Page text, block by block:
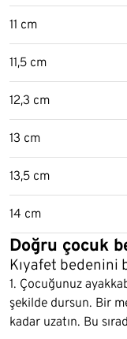
11 cm
11,5 cm
12,3 cm
13 cm
13,5 cm
14 cm
Doğru çocuk
Kıyafet bedenini
1. Çocuğunuz
şekilde dursun. Bir
kadar uzatın. Bu